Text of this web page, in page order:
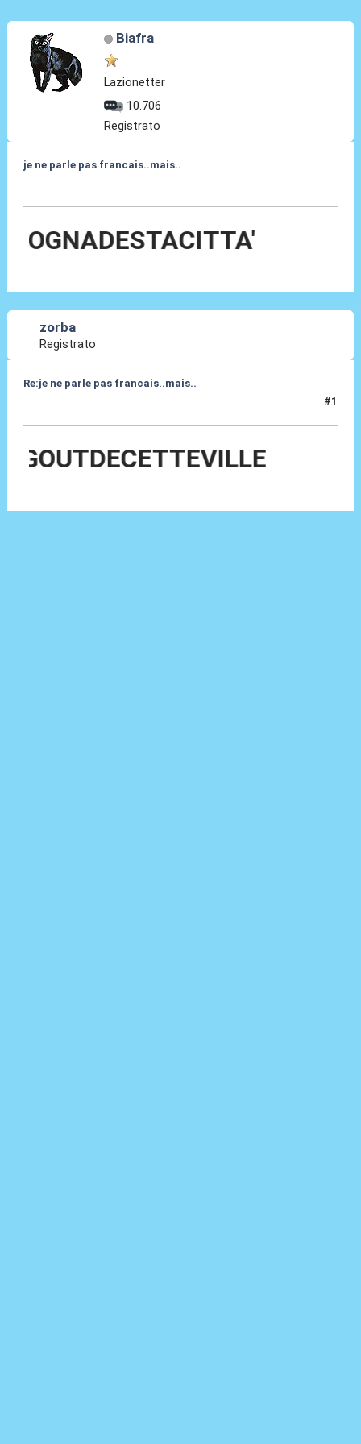
Biafra
Lazionetter
10.706
Registrato
je ne parle pas francais..mais..
zorba
Registrato
Re:je ne parle pas francais..mais..
#1